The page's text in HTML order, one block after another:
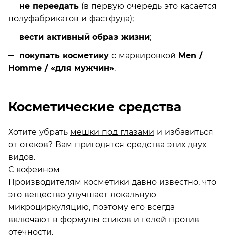
не переедать (в первую очередь это касается
полуфабрикатов и фастфуда);
вести активный образ жизни;
покупать косметику с маркировкой Men /
Homme / «для мужчин».
Косметические средства
Хотите убрать мешки под глазами и избавиться
от отеков? Вам пригодятся средства этих двух
видов.
С кофеином
Производителям косметики давно известно, что
это вещество улучшает локальную
микроциркуляцию, поэтому его всегда
включают в формулы стиков и гелей против
отечности.